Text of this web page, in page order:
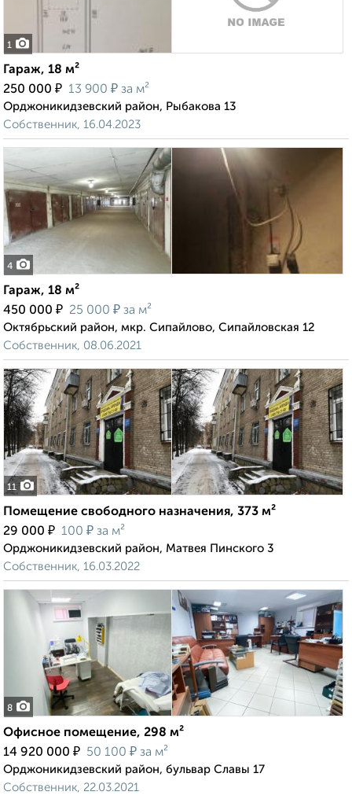
1
Гараж, 18 м²
250 000 ₽ 13 900 ₽ за м²
Орджоникидзевский район, Рыбакова 13
Собственник, 16.04.2023
4
Гараж, 18 м²
450 000 ₽ 25 000 ₽ за м²
Октябрьский район, мкр. Сипайлово, Сипайловская 12
Собственник, 08.06.2021
11
Помещение свободного назначения, 373 м²
29 000 ₽ 100 ₽ за м²
Орджоникидзевский район, Матвея Пинского 3
Собственник, 16.03.2022
8
Офисное помещение, 298 м²
14 920 000 ₽ 50 100 ₽ за м²
Орджоникидзевский район, бульвар Славы 17
Собственник, 22.03.2021